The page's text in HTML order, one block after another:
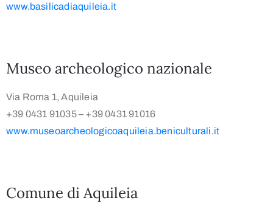
www.basilicadiaquileia.it
Museo archeologico nazionale
Via Roma 1, Aquileia
+39 0431 91035 – +39 0431 91016
www.museoarcheologicoaquileia.beniculturali.it
Comune di Aquileia